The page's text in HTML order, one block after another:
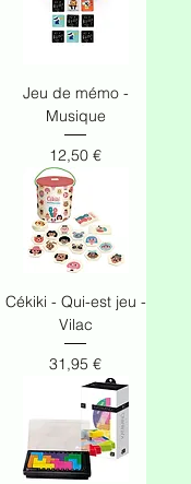
Jeu de mémo -
Musique
Prix
12,50 €
Cékiki - Qui-est jeu -
Vilac
Prix
31,95 €